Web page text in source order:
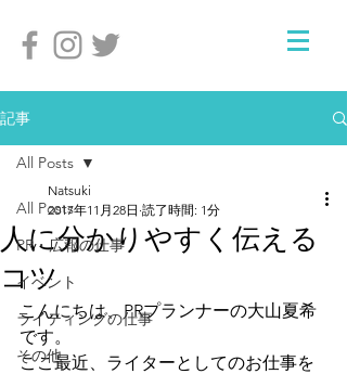
記事
All Posts
PR・広報の仕事
イベント
ライティングの仕事
その他
All Posts
人に分かりやすく伝える
コツ
Natsuki
2017年11月28日 読了時間: 1分
こんにちは、PRプランナーの大山夏希
です。
ここ最近、ライターとしてのお仕事を